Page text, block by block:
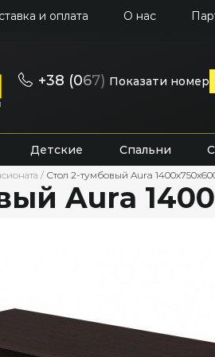
и оплата О нас
+38 (067) Показати номер
Детские Спальни
/ Стол 2-тумбовый Aura
Aura